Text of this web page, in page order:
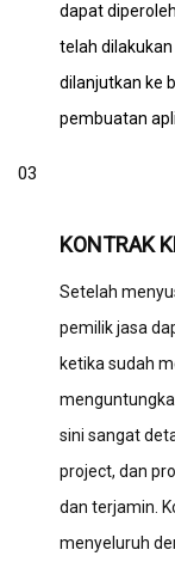
dapat
telah
dilanjutkan ke
pembuatan
03
KONTRAK
Setelah
pemilik jasa
ketika sudah
sini sangat
project, dan
dan terjamin.
menyeluruh